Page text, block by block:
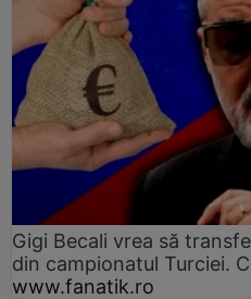
Gigi Becali vrea să
din campionatul Turciei.
www.fanatik.ro